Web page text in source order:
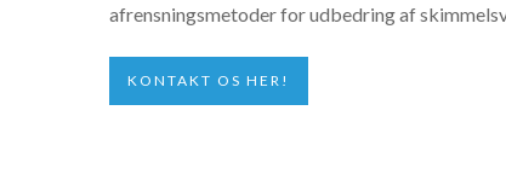
afrensningsmetoder for udbedring af
KONTAKT OS HER!